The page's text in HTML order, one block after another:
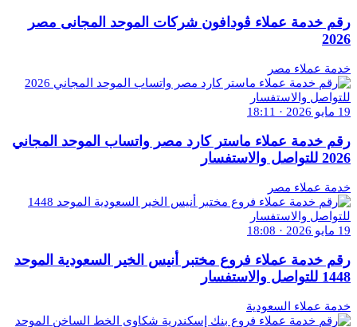
رقم خدمة عملاء ڤودافون شركات الموحد المجانى مصر
2026
خدمة عملاء مصر
19 مايو 2026 · 18:11
رقم خدمة عملاء ماستر كارد مصر واتساب الموحد المجاني
2026 للتواصل والاستفسار
خدمة عملاء مصر
19 مايو 2026 · 18:08
رقم خدمة عملاء فروع مختبر أنيس الخير السعودية الموحد
1448 للتواصل والاستفسار
خدمة عملاء السعودية